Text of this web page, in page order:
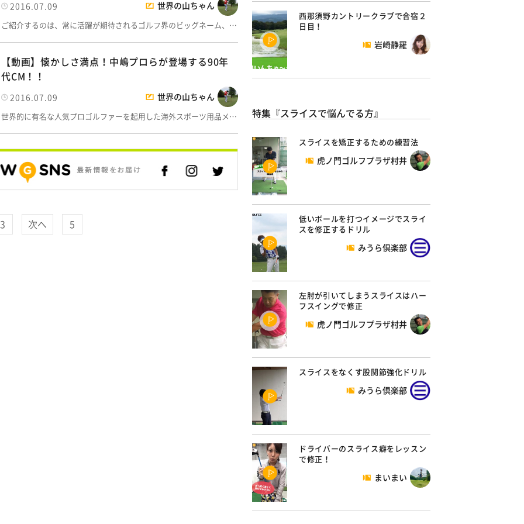
2016.07.09 世界の山ちゃん
ご紹介するのは、常に活躍が期待されるゴルフ界のビッグネーム、…
【動画】懐かしさ満点！中嶋プロらが登場する90年
代CM！！
2016.07.09 世界の山ちゃん
世界的に有名な人気プロゴルファーを起用した海外スポーツ用品メ…
3 次へ 5
西那須野カントリークラブで合宿２
日目！
岩崎静羅
特集『スライスで悩んでる方』
スライスを矯正するための練習法
虎ノ門ゴルフプラザ村井
低いボールを打つイメージでスライ
スを修正するドリル
みうら倶楽部
左肘が引いてしまうスライスはハー
フスイングで修正
虎ノ門ゴルフプラザ村井
スライスをなくす股関節強化ドリル
みうら倶楽部
ドライバーのスライス癖をレッスン
で修正！
まいまい